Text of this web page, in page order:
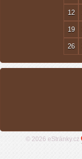
12
19
26
© 2026 eStránky.cz